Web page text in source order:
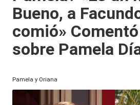
c
h
a
s
y
F
la
farándula,
Realitys,
Brava,
Bueno, a
comió»
sobre Pamela
Pamela y Oriana